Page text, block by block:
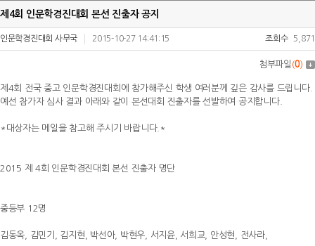
제4회 인문학경진대회 본선 진출자 공지
인문학경진대회 사무국 2015-10-27 14:41:15 조회수 5,871
첨부파일 (0)
제4회 전국 중고 인문학경진대회에 참가해주신 학생 여러분께 깊은 감사를 드립니다.
예선 참가자 심사 결과 아래와 같이 본선대회 진출자를 선발하여 공지합니다.
*대상자는 메일을 참고해 주시기 바랍니다.*
2015 제 4회 인문학경진대회 본선 진출자 명단
중등부 12명
김동옥, 김민기, 김지현, 박선아, 박현우, 서지윤, 서희교, 안성현, 전사라,